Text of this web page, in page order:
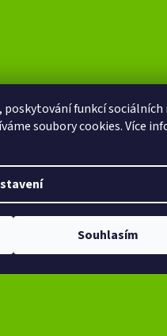
poskytování funkcí sociálních
soubory cookies. Více
Souhlasím